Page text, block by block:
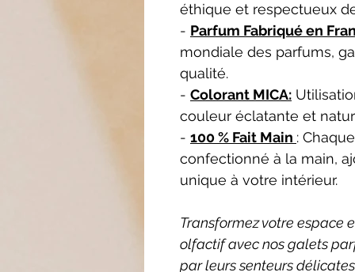
éthique et respectueux
- Parfum Fabriqué en
mondiale des parfums,
qualité.
- Colorant MICA:
couleur éclatante et
- 100 % Fait Main :
confectionné à la main,
unique à votre intérieur.
Transformez votre espace
olfactif avec nos galets
par leurs senteurs